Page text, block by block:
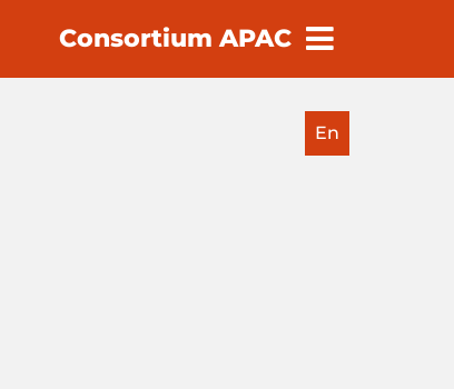
Consortium APAC
En